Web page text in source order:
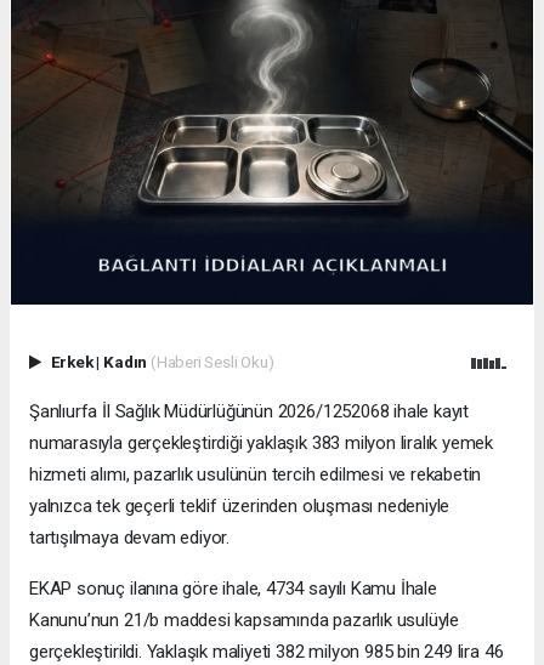
Erkek| Kadın (Haberi Sesli Oku)
Şanlıurfa İl Sağlık Müdürlüğünün 2026/1252068 ihale kayıt
numarasıyla gerçekleştirdiği yaklaşık 383 milyon liralık yemek
hizmeti alımı, pazarlık usulünün tercih edilmesi ve rekabetin
yalnızca tek geçerli teklif üzerinden oluşması nedeniyle
tartışılmaya devam ediyor.
EKAP sonuç ilanına göre ihale, 4734 sayılı Kamu İhale
Kanunu’nun 21/b maddesi kapsamında pazarlık usulüyle
gerçekleştirildi. Yaklaşık maliyeti 382 milyon 985 bin 249 lira 46